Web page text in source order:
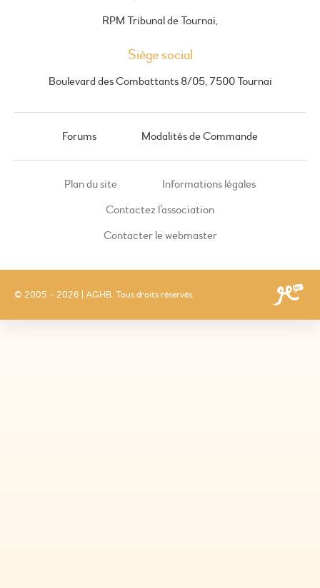
RPM Tribunal de Tournai,
Siège social
Boulevard des Combattants 8/05, 7500 Tournai
Forums Modalités de Commande
Plan du site
Informations légales
Contactez l’association
Contacter le webmaster
© 2005 – 2026 | AGHB. Tous droits réservés.